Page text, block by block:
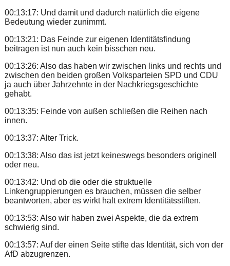
00:13:17: Und damit und dadurch natürlich die eigene
Bedeutung wieder zunimmt.
00:13:21: Das Feinde zur eigenen Identitätsfindung
beitragen ist nun auch kein bisschen neu.
00:13:26: Also das haben wir zwischen links und rechts und
zwischen den beiden großen Volksparteien SPD und CDU
ja auch über Jahrzehnte in der Nachkriegsgeschichte
gehabt.
00:13:35: Feinde von außen schließen die Reihen nach
innen.
00:13:37: Alter Trick.
00:13:38: Also das ist jetzt keineswegs besonders originell
oder neu.
00:13:42: Und ob die oder die struktuelle
Linkengruppierungen es brauchen, müssen die selber
beantworten, aber es wirkt halt extrem Identitätsstiften.
00:13:53: Also wir haben zwei Aspekte, die da extrem
schwierig sind.
00:13:57: Auf der einen Seite stifte das Identität, sich von der
AfD abzugrenzen.